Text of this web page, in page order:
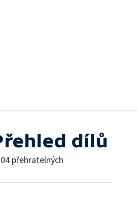
dílů
přehratelných